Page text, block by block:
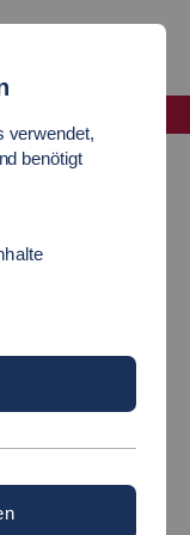
wieder am
verwendet,
benötigt